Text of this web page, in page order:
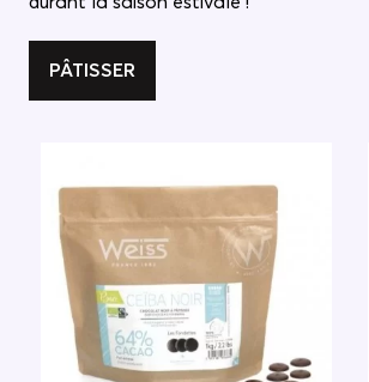
PÂTISSER